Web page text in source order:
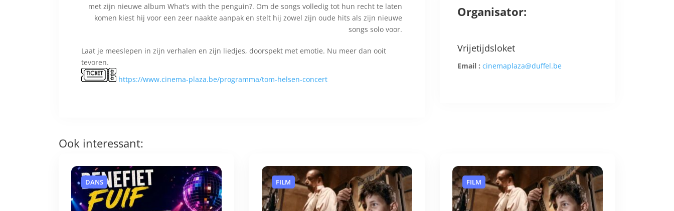
met zijn nieuwe album What’s with the penguin?. Om de songs volledig tot hun recht te laten
komen kiest hij voor een zeer naakte aanpak en stelt hij zowel zijn oude hits als zijn nieuwe
songs solo voor.
Laat je meeslepen in zijn verhalen en zijn liedjes, doorspekt met emotie. Nu meer dan ooit
tevoren.
https://www.cinema-plaza.be/programma/tom-helsen-concert
Organisator:
Vrijetijdsloket
Email : cinemaplaza@duffel.be
Ook interessant:
DANS FILM FILM